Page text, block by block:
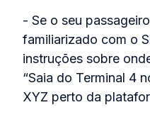
- Se o seu
familiarizado com o
instruções sobre
“Saia do Terminal 4
XYZ perto da